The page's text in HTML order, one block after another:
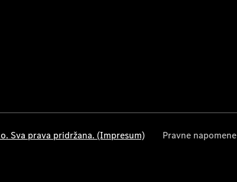
Sva prava pridržana. (Impresum) Pravne napomene